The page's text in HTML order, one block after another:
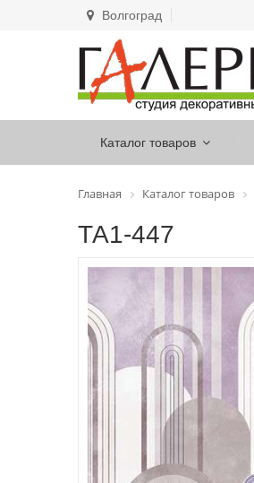
Волгоград
Каталог товаров
Главная Каталог товаров
ТА1-447